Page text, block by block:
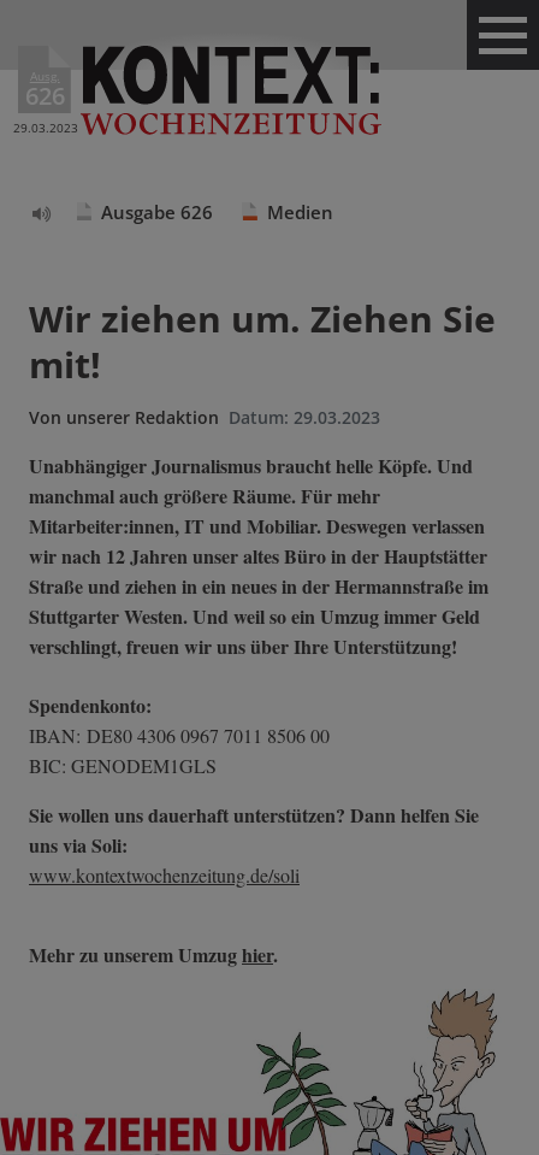
Ausg.
626
29.03.2023
Ausgabe 626 Medien
Wir ziehen um. Ziehen Sie
mit!
Von unserer Redaktion Datum: 29.03.2023
Unabhängiger Journalismus braucht helle Köpfe. Und
manchmal auch größere Räume. Für mehr
Mitarbeiter:innen, IT und Mobiliar. Deswegen verlassen
wir nach 12 Jahren unser altes Büro in der Hauptstätter
Straße und ziehen in ein neues in der Hermannstraße im
Stuttgarter Westen. Und weil so ein Umzug immer Geld
verschlingt, freuen wir uns über Ihre Unterstützung!
Spendenkonto:
IBAN: DE80 4306 0967 7011 8506 00
BIC: GENODEM1GLS
Sie wollen uns dauerhaft unterstützen? Dann helfen Sie
uns via Soli:
www.kontextwochenzeitung.de/soli
Mehr zu unserem Umzughier.